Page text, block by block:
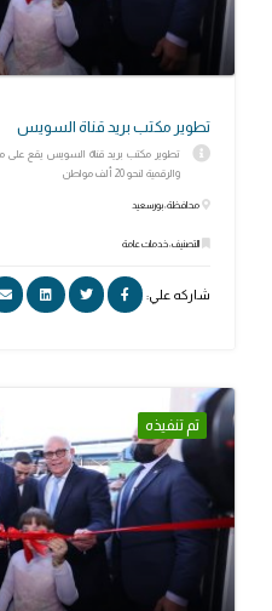
تطوير مكتب بريد قناة السويس
والرقمية لنحو 20 ألف مواطن
محافظة: بورسعيد
التصنيف: خدمات عامة
شاركه علي:
تم تنفيذه